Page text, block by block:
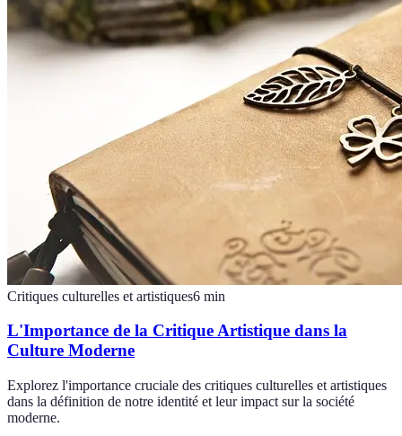
Critiques culturelles et artistiques6 min
L'Importance de la Critique Artistique dans la
Culture Moderne
Explorez l'importance cruciale des critiques culturelles et artistiques
dans la définition de notre identité et leur impact sur la société
moderne.